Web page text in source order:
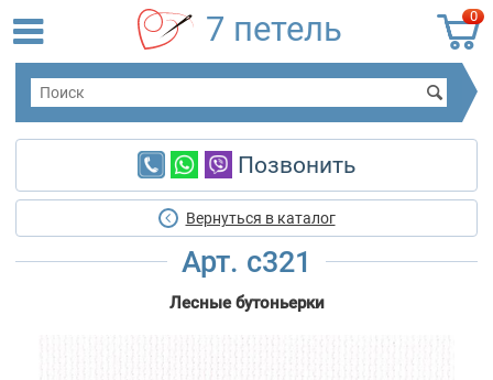
0
7 петель
Позвонить
Вернуться в каталог
Арт. c321
Лесные бутоньерки